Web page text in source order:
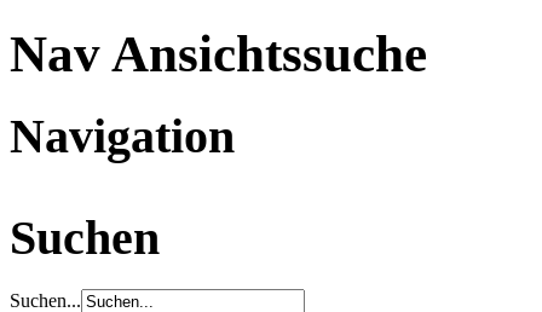
Nav Ansichtssuche
Navigation
Suchen
Suchen...